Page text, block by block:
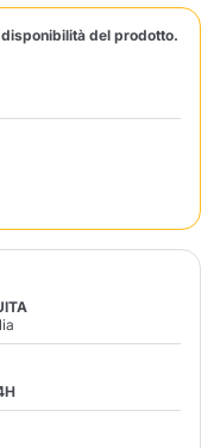
del prodotto.